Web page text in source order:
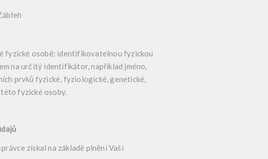
fyzické osobě; identifikovatelnou fyzickou
na určitý identifikátor, například jméno,
prvků fyzické, fyziologické, genetické,
fyzické osoby.
získal na základě plnění Vaší